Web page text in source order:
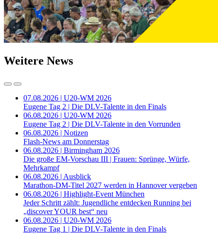
Weitere News
07.08.2026 | U20-WM 2026
Eugene Tag 2 | Die DLV-Talente in den Finals
06.08.2026 | U20-WM 2026
Eugene Tag 2 | Die DLV-Talente in den Vorrunden
06.08.2026 | Notizen
Flash-News am Donnerstag
06.08.2026 | Birmingham 2026
Die große EM-Vorschau III | Frauen: Sprünge, Würfe,
Mehrkampf
06.08.2026 | Ausblick
Marathon-DM-Titel 2027 werden in Hannover vergeben
06.08.2026 | Highlight-Event München
Jeder Schritt zählt: Jugendliche entdecken Running bei
„discover YOUR best“ neu
06.08.2026 | U20-WM 2026
Eugene Tag 1 | Die DLV-Talente in den Finals